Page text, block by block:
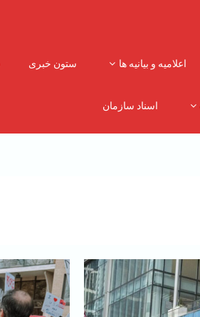
اعلامیه و بیانیه ها ستون خبری
اسناد سازمان